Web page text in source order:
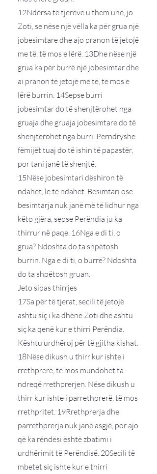
12Ndërsa të tjerëve u them unë, jo
Zoti, se nëse një vëlla ka për grua një
jobesimtare dhe ajo pranon të jetojë
me të, të mos e lërë. 13Dhe nëse një
grua ka për burrë një jobesimtar dhe
ai pranon të jetojë me të, të mos e
lërë burrin. 14Sepse burri
jobesimtar do të shenjtërohet nga
gruaja dhe gruaja jobesimtare do të
shenjtërohet nga burri. Përndryshe
fëmijët tuaj do të ishin të papastër,
por tani janë të shenjtë.
15Nëse jobesimtari dëshiron të
ndahet, le të ndahet. Besimtari ose
besimtarja nuk janë më të lidhur nga
këto gjëra, sepse Perëndia ju ka
thirrur në paqe. 16Nga e di ti, o
grua? Ndoshta do ta shpëtosh
burrin. Nga e di ti, o burrë? Ndoshta
do ta shpëtosh gruan.
Jeto sipas thirrjes
17Sa për të tjerat, secili të jetojë
ashtu siç i ka dhënë Zoti dhe ashtu
siç ka qenë kur e thirri Perëndia.
Kështu urdhëroj për të gjitha kishat.
18Nëse dikush u thirr kur ishte i
rrethprerë, të mos mundohet ta
ndreqë rrethprerjen. Nëse dikush u
thirr kur ishte i parrethprerë, të mos
rrethpritet. 19Rrethprerja dhe
parrethprerja nuk janë asgjë, por ajo
që ka rëndësi është zbatimi i
urdhërimit të Perëndisë. 20Secili të
mbetet siç ishte kur e thirri